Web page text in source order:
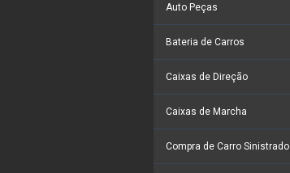
Auto Peças
Bateria de Carros
Caixas de Direção
Caixas de Marcha
Compra de Carro Sinistrado